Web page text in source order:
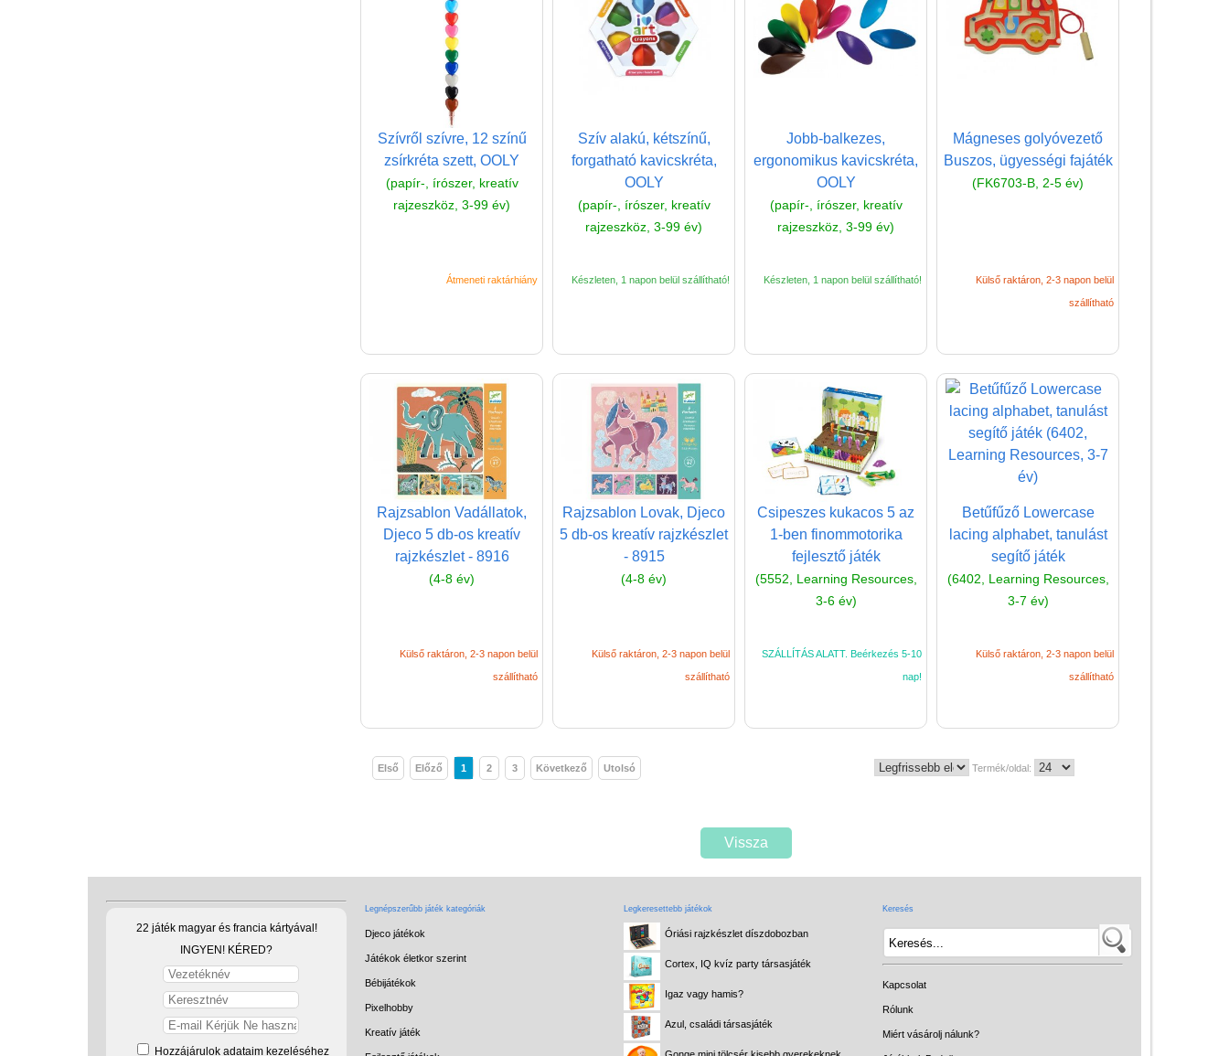
Szívről szívre, 12 színű
zsírkréta szett, OOLY
(papír-, írószer, kreatív
rajzeszköz, 3-99 év)
Átmeneti raktárhiány
Szív alakú, kétszínű,
forgatható kavicskréta,
OOLY
(papír-, írószer, kreatív
rajzeszköz, 3-99 év)
Készleten, 1 napon belül szállítható!
Jobb-balkezes,
ergonomikus kavicskréta,
OOLY
(papír-, írószer, kreatív
rajzeszköz, 3-99 év)
Készleten, 1 napon belül szállítható!
Mágneses golyóvezető
Buszos, ügyességi fajáték
(FK6703-B, 2-5 év)
Külső raktáron, 2-3 napon belül
szállítható
Rajzsablon Vadállatok,
Djeco 5 db-os kreatív
rajzkészlet - 8916
(4-8 év)
Külső raktáron, 2-3 napon belül
szállítható
Rajzsablon Lovak, Djeco
5 db-os kreatív rajzkészlet
- 8915
(4-8 év)
Külső raktáron, 2-3 napon belül
szállítható
Csipeszes kukacos 5 az
1-ben finommotorika
fejlesztő játék
(5552, Learning Resources,
3-6 év)
SZÁLLÍTÁS ALATT. Beérkezés 5-10
nap!
Betűfűző Lowercase
lacing alphabet, tanulást
segítő játék
(6402, Learning Resources,
3-7 év)
Külső raktáron, 2-3 napon belül
szállítható
Első Előző 1 2 3 Következő Utolsó Termék/oldal:
Vissza
22 játék magyar és francia kártyával!
INGYEN! KÉRED?
Hozzájárulok adataim kezeléséhez
Legnépszerűbb játék kategóriák
Djeco játékok
Játékok életkor szerint
Bébijátékok
Pixelhobby
Kreatív játék
Legkeresettebb játékok
Óriási rajzkészlet díszdobozban
Cortex, IQ kvíz party társasjáték
Igaz vagy hamis?
Azul, családi társasjáték
Keresés
Kapcsolat
Rólunk
Miért vásárolj nálunk?